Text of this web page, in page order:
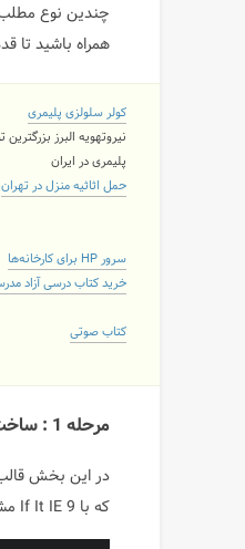
چندین نوع مطلب
همراه باشید تا
کولر سلولزی پلیمری
نیروتهویه البرز
پلیمری در ایران
حمل اثاثیه منزل در تهران
سرور HP برای کارخانه‌ها
خرید کتاب درسی آزاد
کتاب صوتی
مرحله 1 : ساخت قالب بندی
که با If It IE 9 مشخص شده است :